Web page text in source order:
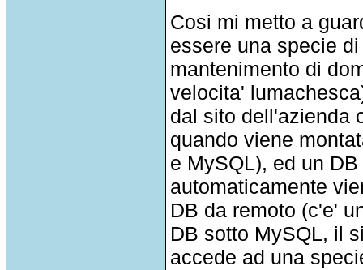
Cosi mi metto a
essere una specie
mantenimento di
velocita'
dal sito dell'azienda
quando viene
e MySQL), ed un
automaticamente
DB da remoto (c'e'
DB sotto MySQL, il
accede ad una